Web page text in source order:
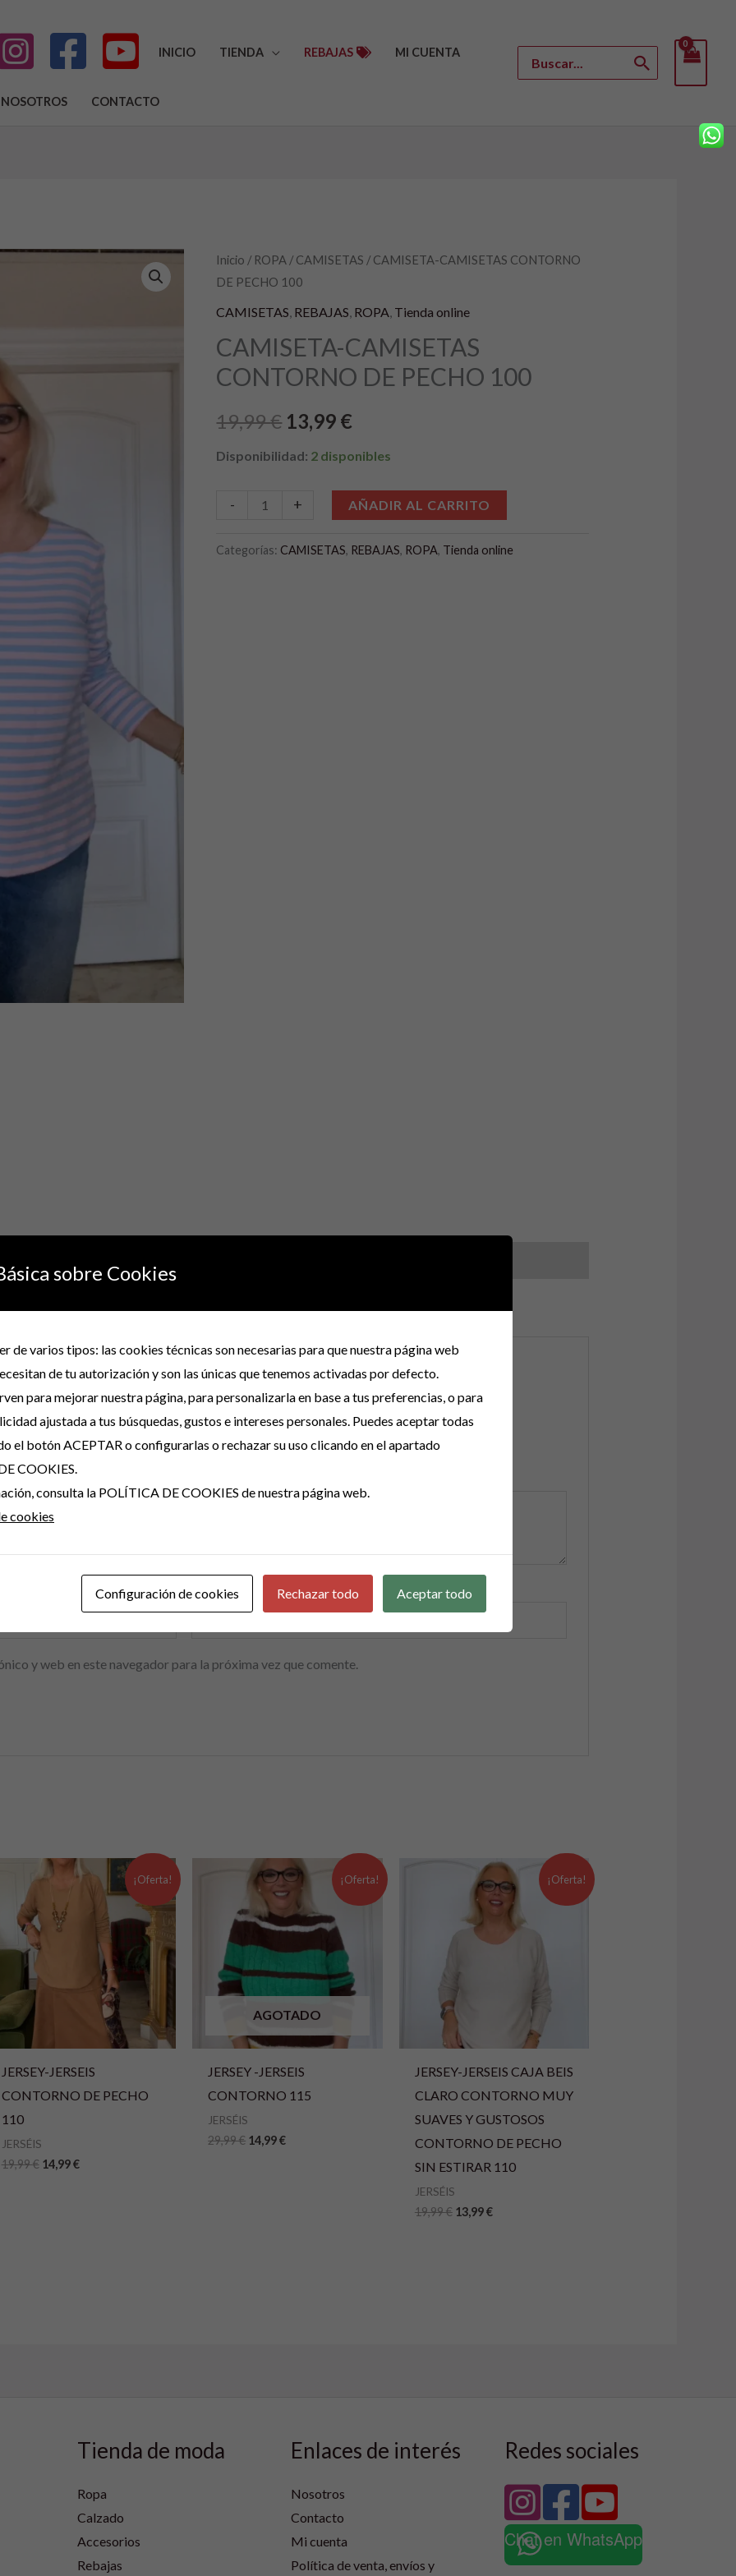
INICIO TIENDA REBAJAS MI CUENTA
NOSOTROS CONTACTO
por:
Inicio / ROPA / CAMISETAS / CAMISETA-CAMISETAS CONTORNO
DE PECHO 100
CAMISETAS, REBAJAS, ROPA, Tienda online
CAMISETA-CAMISETAS
CONTORNO DE PECHO 100
19,99€
El
precio
original
era:
19,99 €.
13,99 €
El
precio
actual
es:
Disponibilidad: 2 disponibles
-
CAMISETA-
CAMISETAS
CONTORNO
PECHO
100
+ AÑADIR AL CARRITO
Categorías: CAMISETAS, REBAJAS, ROPA, Tienda online
CAMISETAS CONTORNO DE PECHO 100”
será publicada.Los campos obligatorios están marcados con*
Correo electrónico*
y web en este navegador para la próxima vez que comente.
¡Oferta!
JERSEY-JERSEIS
CONTORNO DE PECHO
110
JERSÉIS
19,99€
El
precio
era:
19,99 €.
14,99€
precio
actual
14,99 €.
¡Oferta!
AGOTADO
JERSEY -JERSEIS
CONTORNO 115
JERSÉIS
29,99€
El
precio
original
era:
29,99 €.
14,99€
El
precio
actual
es:
14,99 €.
¡Oferta!
JERSEY-JERSEIS CAJA BEIS
CLARO CONTORNO MUY
SUAVES Y GUSTOSOS
CONTORNO DE PECHO
SIN ESTIRAR 110
JERSÉIS
19,99€
precio
original
19,99 €.
13,99€
El
precio
actual
es:
13,99 €.
Tienda de moda
Ropa
Calzado
Accesorios
Rebajas
Enlaces de interés
Nosotros
Contacto
Mi cuenta
Política de venta, envíos y
Redes sociales
Chat en WhatsApp
sobre Cookies
de varios tipos: las cookies técnicas son necesarias para que nuestra página web
de tu autorización y son las únicas que tenemos activadas por defecto.
para mejorar nuestra página, para personalizarla en base a tus preferencias, o para
ajustada a tus búsquedas, gustos e intereses personales. Puedes aceptar todas
el botón ACEPTAR o configurarlas o rechazar su uso clicando en el apartado
COOKIES.
consulta la POLÍTICA DE COOKIES de nuestra página web.
cookies
Configuración de cookies Rechazar todo Aceptar todo